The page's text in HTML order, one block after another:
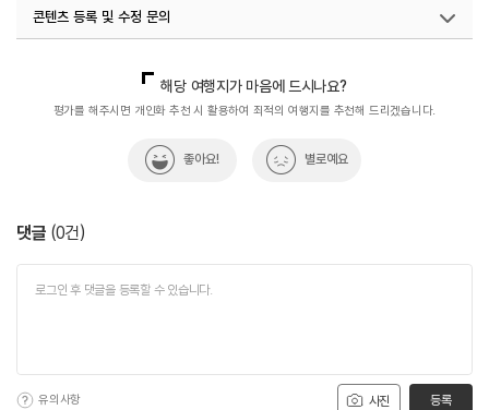
콘텐츠 등록 및 수정 문의
해당 여행지가 마음에 드시나요?
평가를 해주시면 개인화 추천 시 활용하여 최적의 여행지를 추천해 드리겠습니다.
좋아요! 별로예요
댓글 (0건)
사진
유의사항 등록